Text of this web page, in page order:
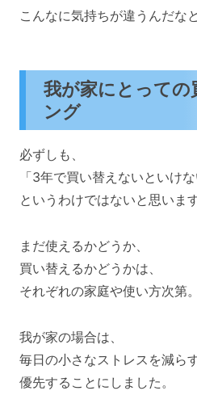
こんなに気持ちが違うんだな
我が家にとっての
ング
必ずしも、
「3年で買い替えないといけな
というわけではないと思います
まだ使えるかどうか、
買い替えるかどうかは、
それぞれの家庭や使い方次第。
我が家の場合は、
毎日の小さなストレスを減ら
優先することにしました。